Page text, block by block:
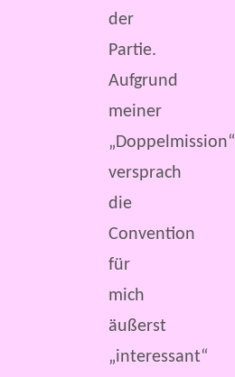
der
Partie.
Aufgrund
meiner
„Doppelmission“
versprach
die
Convention
für
mich
äußerst
„interessant“